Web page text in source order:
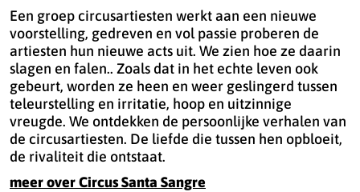
Een groep circusartiesten werkt aan een nieuwe
voorstelling, gedreven en vol passie proberen de
artiesten hun nieuwe acts uit. We zien hoe ze daarin
slagen en falen.. Zoals dat in het echte leven ook
gebeurt, worden ze heen en weer geslingerd tussen
teleurstelling en irritatie, hoop en uitzinnige
vreugde. We ontdekken de persoonlijke verhalen van
de circusartiesten. De liefde die tussen hen opbloeit,
de rivaliteit die ontstaat.
meer over Circus Santa Sangre